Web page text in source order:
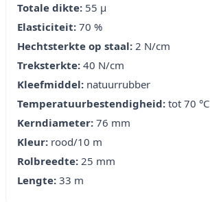
Totale dikte: 55 µ
Elasticiteit: 70 %
Hechtsterkte op staal: 2 N/cm
Treksterkte: 40 N/cm
Kleefmiddel: natuurrubber
Temperatuurbestendigheid: tot 70 °C
Kerndiameter: 76 mm
Kleur: rood/10 m
Rolbreedte: 25 mm
Lengte: 33 m